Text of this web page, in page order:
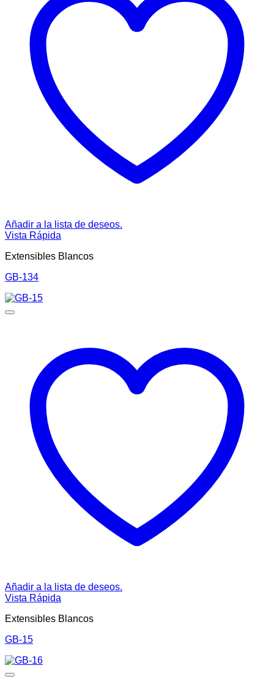
Añadir a la lista de deseos.
Vista Rápida
Extensibles Blancos
GB-134
Añadir a la lista de deseos.
Vista Rápida
Extensibles Blancos
GB-15